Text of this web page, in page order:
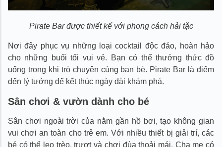
Pirate Bar được thiết kế với phong cách hải tặc
Nơi đây phục vụ những loại cocktail độc đáo, hoàn hảo
cho những buổi tối vui vẻ. Bạn có thể thưởng thức đồ
uống trong khi trò chuyện cùng bạn bè. Pirate Bar là điểm
đến lý tưởng để kết thúc ngày dài khám phá.
Sân chơi & vườn dành cho bé
Sân chơi ngoài trời của nằm gần hồ bơi, tạo không gian
vui chơi an toàn cho trẻ em. Với nhiều thiết bị giải trí, các
bé có thể leo trèo, trượt và chơi đùa thoải mái. Cha mẹ có